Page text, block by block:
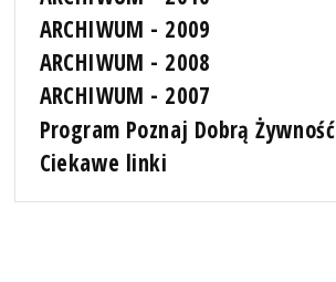
ARCHIWUM - 2009
ARCHIWUM - 2008
ARCHIWUM - 2007
Program Poznaj Dobrą Żywność
Ciekawe linki